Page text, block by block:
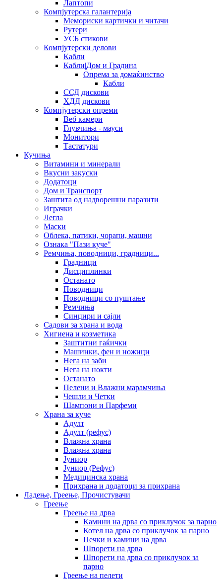
Лаптопи
Компјутерска галантерија
Мемориски картички и читачи
Рутери
УСБ стикови
Компјутерски делови
Кабли
Кабли|Дом и Градина
Опрема за домаќинство
Кабли
ССД дискови
ХДД дискови
Компјутерски опреми
Веб камери
Глувчиња - мауси
Монитори
Тастатури
Кучиња
Витамини и минерали
Вкусни закуски
Додатоци
Дом и Транспорт
Заштита од надворешни паразити
Играчки
Легла
Маски
Облека, патики, чорапи, машни
Ознака "Пази куче"
Ремчиња, поводници, градници...
Градници
Дисциплинки
Останато
Поводници
Поводници со пуштање
Ремчиња
Синџири и сајли
Садови за храна и вода
Хигиена и козметика
Заштитни гаќички
Машинки, фен и ножици
Нега на заби
Нега на нокти
Останато
Пелени и Влажни марамчиња
Чешли и Четки
Шампони и Парфеми
Храна за куче
Адулт
Адулт (рефус)
Влажна храна
Влажна храна
Јуниор
Јуниор (Рефус)
Медицинска храна
Прихрана и додатоци за прихрана
Ладење, Греење, Прочистувачи
Греење
Греење на дрва
Камини на дрва со приклучок за парно
Котел на дрва со приклучок за парно
Печки и камини на дрва
Шпорети на дрва
Шпорети на дрва со приклучок за
парно
Греење на пелети